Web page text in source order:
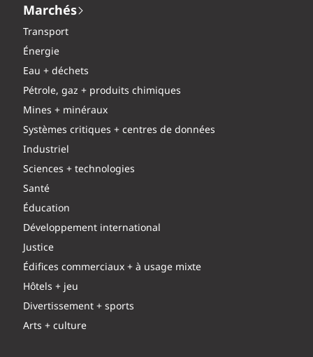
Marchés
Transport
Énergie
Eau + déchets
Pétrole, gaz + produits chimiques
Mines + minéraux
Systèmes critiques + centres de données
Industriel
Sciences + technologies
Santé
Éducation
Développement international
Justice
Édifices commerciaux + à usage mixte
Hôtels + jeu
Divertissement + sports
Arts + culture